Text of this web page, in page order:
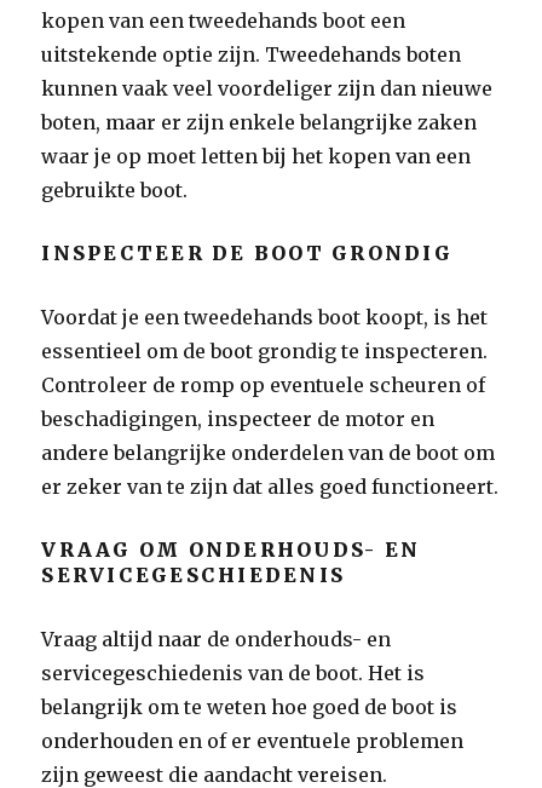
kopen van een tweedehands boot een
uitstekende optie zijn. Tweedehands boten
kunnen vaak veel voordeliger zijn dan nieuwe
boten, maar er zijn enkele belangrijke zaken
waar je op moet letten bij het kopen van een
gebruikte boot.
INSPECTEER DE BOOT GRONDIG
Voordat je een tweedehands boot koopt, is het
essentieel om de boot grondig te inspecteren.
Controleer de romp op eventuele scheuren of
beschadigingen, inspecteer de motor en
andere belangrijke onderdelen van de boot om
er zeker van te zijn dat alles goed functioneert.
VRAAG OM ONDERHOUDS- EN
SERVICEGESCHIEDENIS
Vraag altijd naar de onderhouds- en
servicegeschiedenis van de boot. Het is
belangrijk om te weten hoe goed de boot is
onderhouden en of er eventuele problemen
zijn geweest die aandacht vereisen.